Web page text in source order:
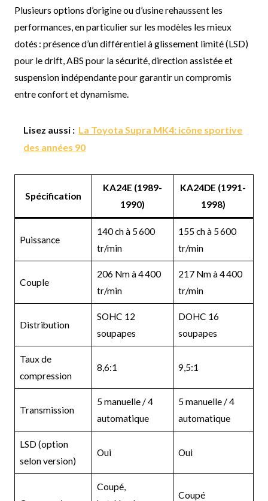
Plusieurs options d’origine ou d’usine rehaussent les
performances, en particulier sur les modèles les mieux
dotés : présence d’un différentiel à glissement limité (LSD)
pour le drift, ABS pour la sécurité, direction assistée et
suspension indépendante pour garantir un compromis
entre confort et dynamisme.
Lisez aussi : La Toyota Supra MK4: icône sportive
des années 90
Spécification
KA24E (1989-
1990)
KA24DE (1991-
1998)
Puissance
140 ch à 5 600
tr/min
155 ch à 5 600
tr/min
Couple
206 Nm à 4 400
tr/min
217 Nm à 4 400
tr/min
Distribution
SOHC 12
soupapes
DOHC 16
soupapes
Taux de
compression
8,6:1 9,5:1
Transmission
5 manuelle / 4
automatique
5 manuelle / 4
automatique
LSD (option
selon version)
Oui Oui
Coupé,
Coupé